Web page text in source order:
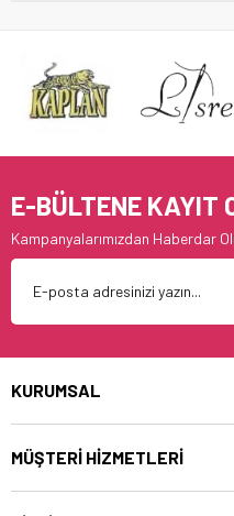
E-BÜLTENE KAYIT
Kampanyalarımızdan Haberdar
KURUMSAL
MÜŞTERİ HİZMETLERİ